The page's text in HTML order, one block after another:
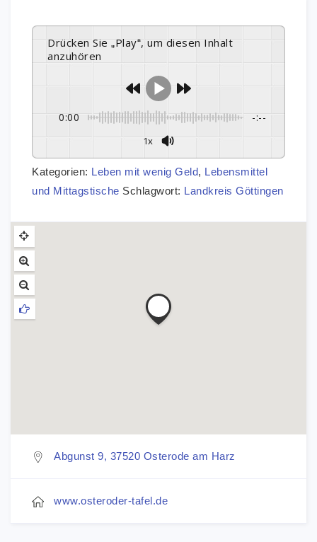
Drücken Sie „Play“, um diesen Inhalt
anzuhören
0:00 -:--
1x
Kategorien: Leben mit wenig Geld, Lebensmittel
und Mittagstische Schlagwort: Landkreis Göttingen
Abgunst 9, 37520 Osterode am Harz
www.osteroder-tafel.de